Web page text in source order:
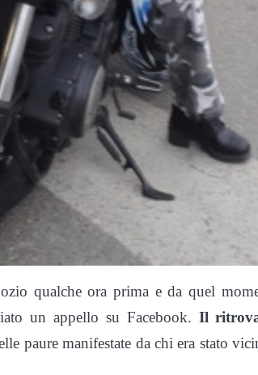
qualche ora prima e da quel
un appello su Facebook. Il
paure manifestate da chi era stato